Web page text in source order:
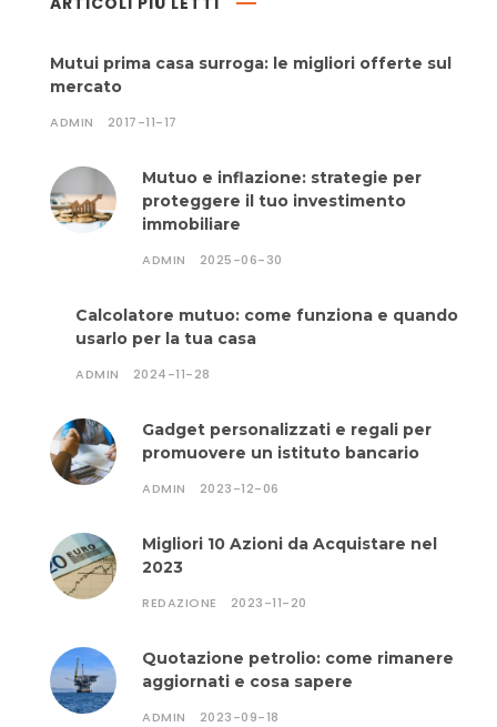
Mutui prima casa surroga: le migliori offerte sul
mercato
ADMIN 2017-11-17
Mutuo e inflazione: strategie per
proteggere il tuo investimento
immobiliare
ADMIN 2025-06-30
Calcolatore mutuo: come funziona e quando
usarlo per la tua casa
ADMIN 2024-11-28
Gadget personalizzati e regali per
promuovere un istituto bancario
ADMIN 2023-12-06
Migliori 10 Azioni da Acquistare nel
2023
REDAZIONE 2023-11-20
Quotazione petrolio: come rimanere
aggiornati e cosa sapere
ADMIN 2023-09-18